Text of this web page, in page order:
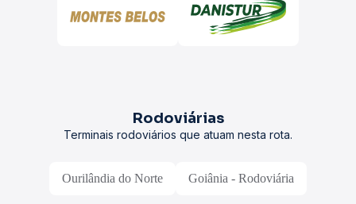
Rodoviárias
Terminais rodoviários que atuam nesta rota.
Ourilândia do Norte Goiânia - Rodoviária